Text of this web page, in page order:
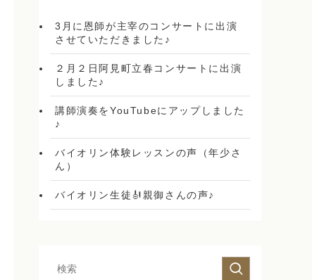
3月に恩師が主宰のコンサートに出演
させていただきました♪
２月２日阿見町立春コンサートに出演
しました♪
講師演奏をYouTubeにアップしました
♪
バイオリン体験レッスンの声（年少さ
ん）
バイオリン生徒🎻親御さんの声♪